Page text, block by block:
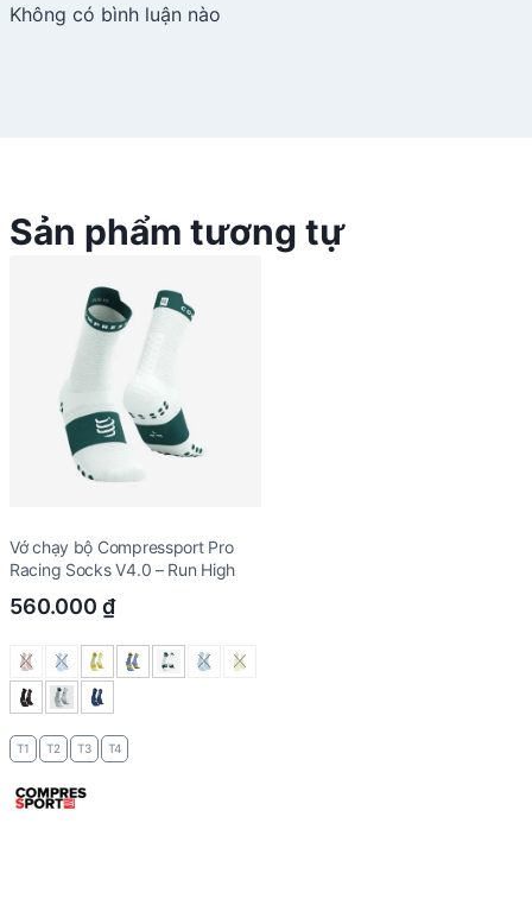
Không có bình luận nào
Sản phẩm tương tự
Vớ chạy bộ Compressport Pro
Racing Socks V4.0 – Run High
560.000 ₫
T1 T2 T3 T4